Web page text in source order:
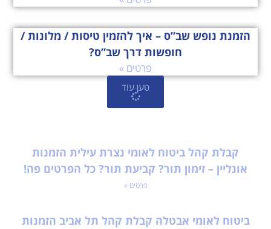
הזמנת נופש שב”ס – איך להזמין טיסות / מלונות /
חופשות דרך שב”ס?
פרטים »
טען עוד
קבלת קהל ביטוח לאומי נצרת עילית הזמנות
אונליין – זימון תור? קביעת תור? כל הפרטים פה!
פרטים »
ביטוח לאומי אבטלה קבלת קהל תל אביב הזמנות